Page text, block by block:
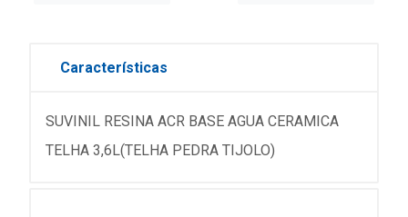
Características
SUVINIL RESINA ACR BASE AGUA CERAMICA
TELHA 3,6L(TELHA PEDRA TIJOLO)